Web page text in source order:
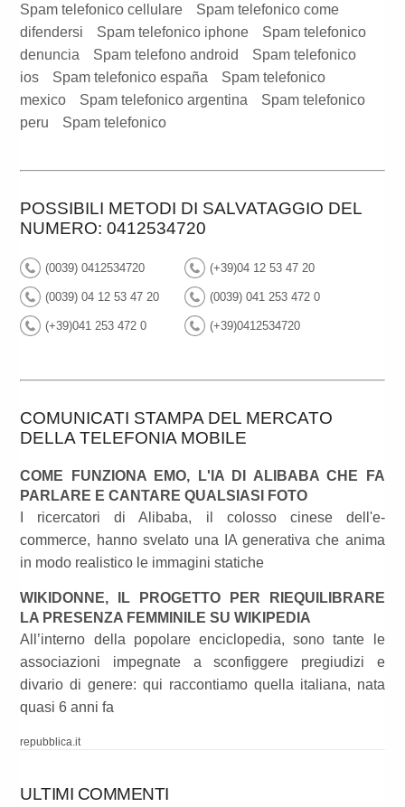
Spam telefonico cellulare
Spam telefonico come
difendersi
Spam telefonico iphone
Spam telefonico
denuncia
Spam telefono android
Spam telefonico
ios
Spam telefonico españa
Spam telefonico
mexico
Spam telefonico argentina
Spam telefonico
peru
Spam telefonico
POSSIBILI METODI DI SALVATAGGIO DEL
NUMERO: 0412534720
(0039) 0412534720 (+39)04 12 53 47 20
(0039) 04 12 53 47 20 (0039) 041 253 472 0
(+39)041 253 472 0 (+39)0412534720
COMUNICATI STAMPA DEL MERCATO
DELLA TELEFONIA MOBILE
COME FUNZIONA EMO, L'IA DI ALIBABA CHE FA
PARLARE E CANTARE QUALSIASI FOTO
I ricercatori di Alibaba, il colosso cinese dell'e-
commerce, hanno svelato una IA generativa che anima
in modo realistico le immagini statiche
WIKIDONNE, IL PROGETTO PER RIEQUILIBRARE
LA PRESENZA FEMMINILE SU WIKIPEDIA
All’interno della popolare enciclopedia, sono tante le
associazioni impegnate a sconfiggere pregiudizi e
divario di genere: qui raccontiamo quella italiana, nata
quasi 6 anni fa
repubblica.it
ULTIMI COMMENTI